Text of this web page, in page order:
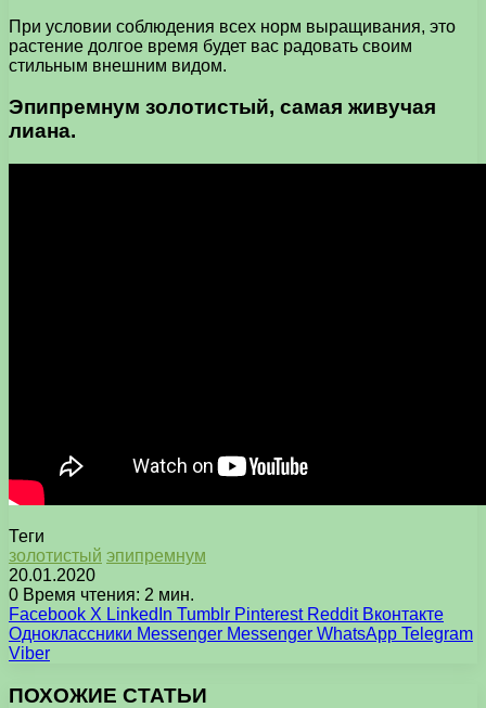
При условии соблюдения всех норм выращивания, это
растение долгое время будет вас радовать своим
стильным внешним видом.
Эпипремнум золотистый, самая живучая
лиана.
Теги
золотистый эпипремнум
20.01.2020
0 Время чтения: 2 мин.
Facebook X LinkedIn Tumblr Pinterest Reddit Вконтакте
Одноклассники Messenger Messenger WhatsApp Telegram
Viber
ПОХОЖИЕ СТАТЬИ